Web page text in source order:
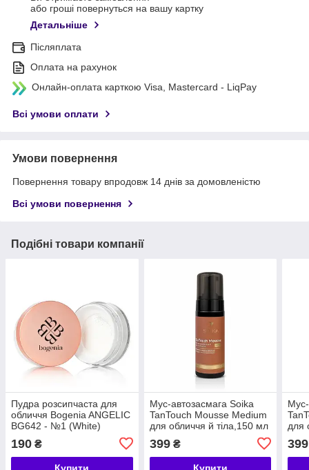
або гроші повернуться на вашу картку
Детальніше
Післяплата
Оплата на рахунок
Онлайн-оплата карткою Visa, Mastercard - LiqPay
Всі умови оплати
Умови повернення
Повернення товару впродовж 14 днів за домовленістю
Всі умови повернення
Подібні товари компанії
Пудра розсипчаста для
обличчя Bogenia ANGELIC
BG642 - №1 (White)
190 ₴
Купити
Мус-автозасмага Soika
TanTouch Mousse Medium
для обличчя й тіла,150 мл
399₴
Купити
для
399